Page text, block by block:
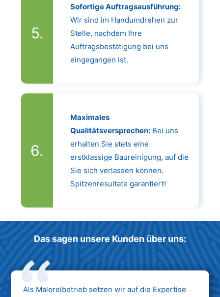
Sofortige Auftragsausführung:
Wir sind im Handumdrehen zur
Stelle, nachdem Ihre
Auftragsbestätigung bei uns
eingegangen ist.
Maximales
Qualitätsversprechen:Bei uns
erhalten Sie stets eine
erstklassige Baureinigung, auf die
Sie sich verlassen können.
Spitzenresultate garantiert!
Das sagen unsere Kunden über uns:
Als Malereibetrieb setzen wir auf die Expertise